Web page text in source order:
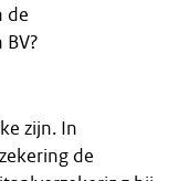
de
zijn. In
de